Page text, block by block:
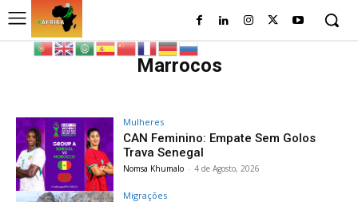
Marrocos
Mulheres
CAN Feminino: Empate Sem Golos
Trava Senegal
Nomsa Khumalo - 4 de Agosto, 2026
Migrações